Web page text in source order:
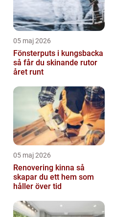
05 maj 2026
Fönsterputs i kungsbacka
så får du skinande rutor
året runt
05 maj 2026
Renovering kinna så
skapar du ett hem som
håller över tid